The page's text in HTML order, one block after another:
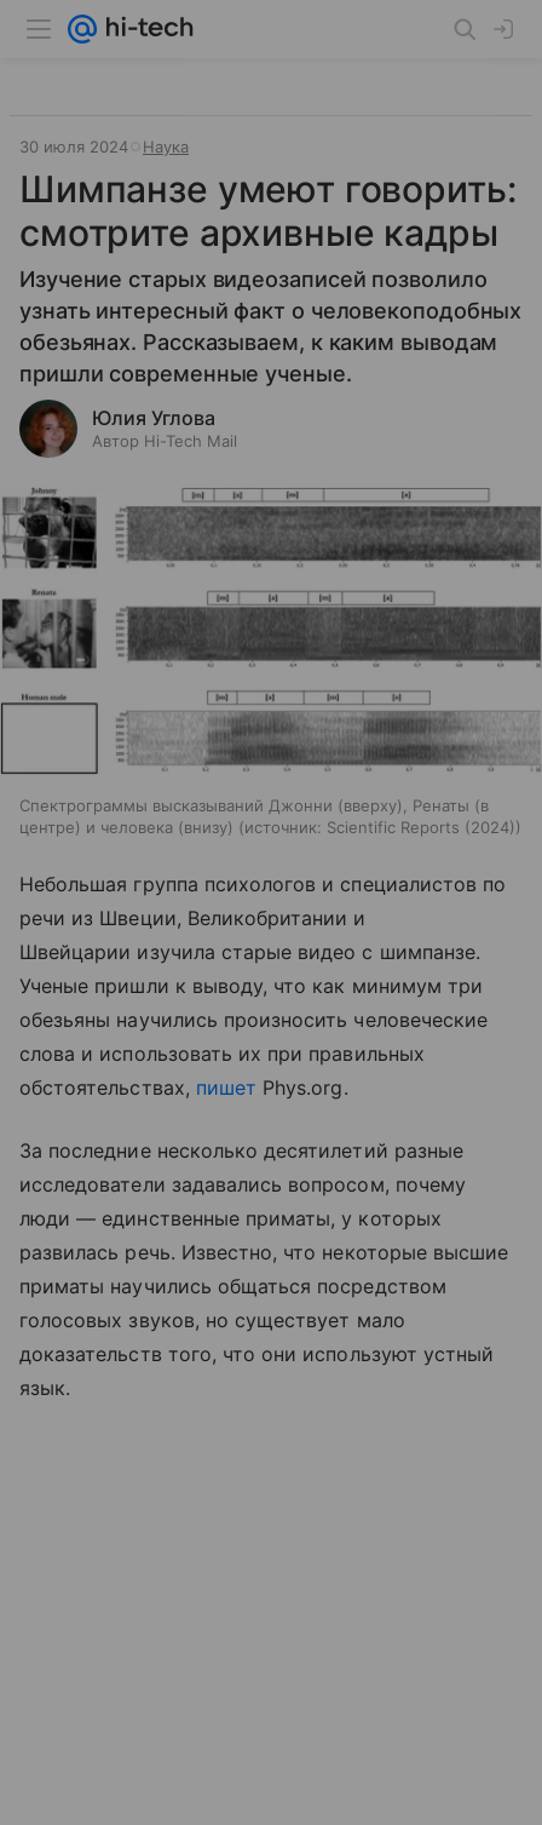
30 июля 2024 Наука
Шимпанзе умеют говорить:
смотрите архивные кадры
Изучение старых видеозаписей позволило
узнать интересный факт о человекоподобных
обезьянах. Рассказываем, к каким выводам
пришли современные ученые.
Юлия Углова
Автор Hi-Tech Mail
Спектрограммы высказываний Джонни (вверху), Ренаты (в
центре) и человека (внизу)
источник: Scientific Reports (2024)
Небольшая группа психологов и специалистов по
речи из Швеции, Великобритании и
Швейцарии изучила старые видео с шимпанзе.
Ученые пришли к выводу, что как минимум три
обезьяны научились произносить человеческие
слова и использовать их при правильных
обстоятельствах, пишет Phys.org.
За последние несколько десятилетий разные
исследователи задавались вопросом, почему
люди — единственные приматы, у которых
развилась речь. Известно, что некоторые высшие
приматы научились общаться посредством
голосовых звуков, но существует мало
доказательств того, что они используют устный
язык.